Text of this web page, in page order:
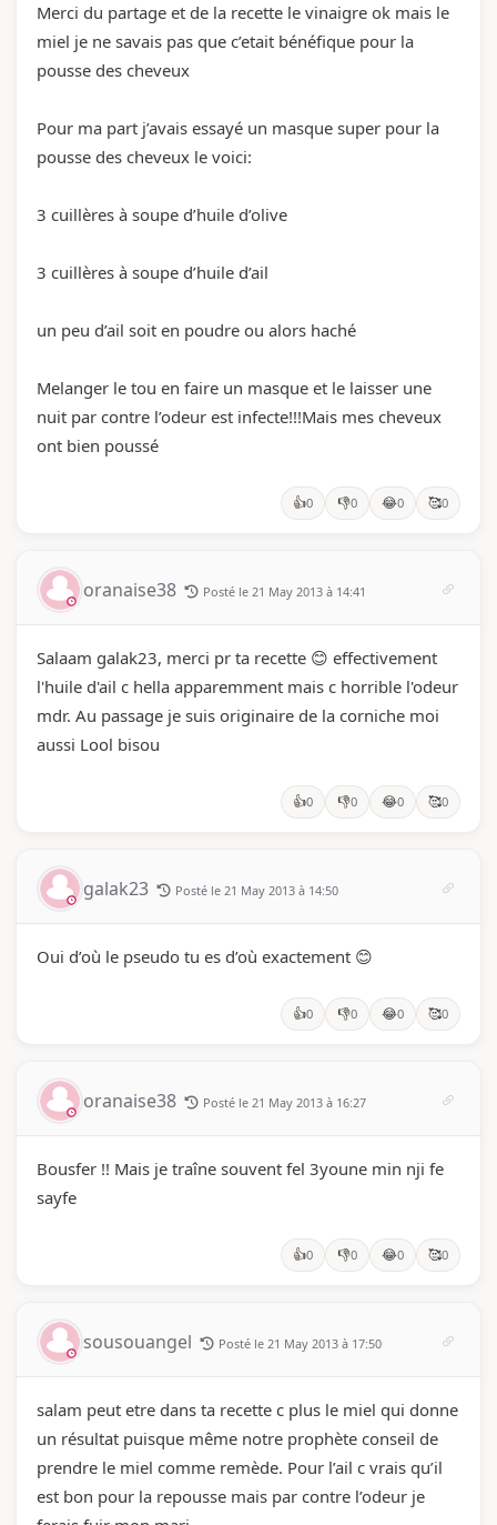
Merci du partage et de la recette le vinaigre ok mais le
miel je ne savais pas que c’etait bénéfique pour la
pousse des cheveux
Pour ma part j’avais essayé un masque super pour la
pousse des cheveux le voici:
3 cuillères à soupe d’huile d’olive
3 cuillères à soupe d’huile d’ail
un peu d’ail soit en poudre ou alors haché
Melanger le tou en faire un masque et le laisser une
nuit par contre l’odeur est infecte!!!Mais mes cheveux
ont bien poussé
👍0 👎0 😂0 🥰0
oranaise38 Posté le 21 May 2013 à 14:41
Salaam galak23, merci pr ta recette 😊 effectivement
l'huile d'ail c hella apparemment mais c horrible l'odeur
mdr. Au passage je suis originaire de la corniche moi
aussi Lool bisou
👍0 👎0 😂0 🥰0
galak23 Posté le 21 May 2013 à 14:50
Oui d’où le pseudo tu es d’où exactement 😊
👍0 👎0 😂0 🥰0
oranaise38 Posté le 21 May 2013 à 16:27
Bousfer !! Mais je traîne souvent fel 3youne min nji fe
sayfe
👍0 👎0 😂0 🥰0
sousouangel Posté le 21 May 2013 à 17:50
salam peut etre dans ta recette c plus le miel qui donne
un résultat puisque même notre prophète conseil de
prendre le miel comme remède. Pour l’ail c vrais qu’il
est bon pour la repousse mais par contre l’odeur je